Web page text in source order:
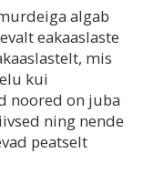
algab
eakaaslaste
mis
kui
noored on juba
ning nende
peatselt